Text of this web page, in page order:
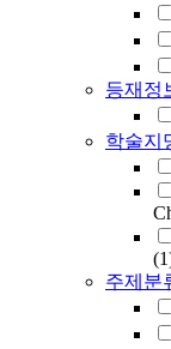
등재정
학술지
주제분